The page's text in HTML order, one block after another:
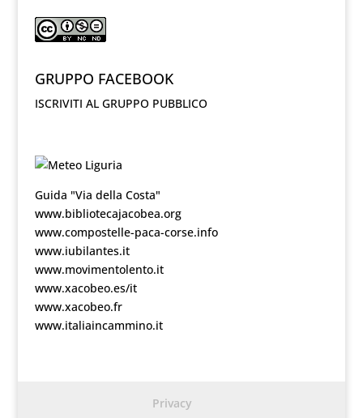
GRUPPO FACEBOOK
ISCRIVITI AL GRUPPO PUBBLICO
Guida "Via della Costa"
www.bibliotecajacobea.org
www.compostelle-paca-corse.info
www.iubilantes.it
www.movimentolento.it
www.xacobeo.es/it
www.xacobeo.fr
www.italiaincammino.it
Privacy